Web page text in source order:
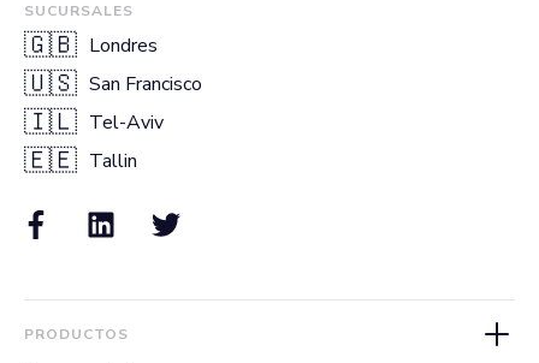
SUCURSALES
🇬🇧 Londres
🇺🇸 San Francisco
🇮🇱 Tel-Aviv
🇪🇪 Tallin
PRODUCTOS